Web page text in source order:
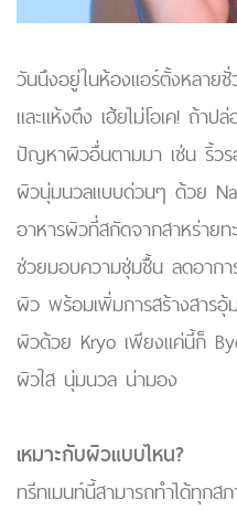
วันนึงอยู่ในห้องแอร์ตั้งหลาย
และแห้งตึง เฮ้ยไม่โอเค! ถ้าป
ปัญหาผิวอื่นตามมา เช่น ริ้ว
ผิวนุ่มนวลแบบด่วนๆ ด้วย
อาหารผิวที่สกัดจากสาหร่ายท
ช่วยมอบความชุ่มชื้น ลดอากา
ผิว พร้อมเพิ่มการสร้างสาร
ผิวด้วย Kryo เพียงแค่นี้ก็
ผิวใส นุ่มนวล น่ามอง
เหมาะกับผิวแบบไหน?
ทรีทเมนท์นี้สามารถทำได้ทุก